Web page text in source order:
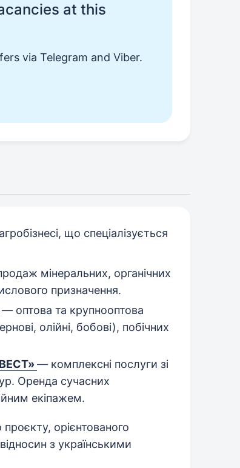
at this
via Telegram and Viber.
що спеціалізується
мінеральних, органічних
призначення.
— оптова та крупнооптова
олійні, бобові), побічних
— комплексні послуги зі
Оренда сучасних
екіпажем.
орієнтованого
з українськими